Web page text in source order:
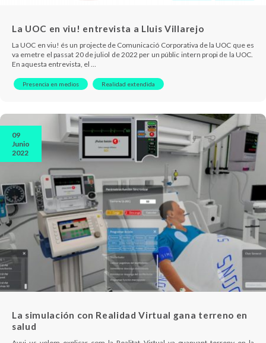
La UOC en viu! entrevista a Lluis Villarejo
La UOC en viu! és un projecte de Comunicació Corporativa de la UOC que es
va emetre el passat 20 de juliol de 2022 per un públic intern propi de la UOC.
En aquesta entrevista, el …
Presencia en medios Realidad extendida
09
Junio
2022
La simulación con Realidad Virtual gana terreno en
salud